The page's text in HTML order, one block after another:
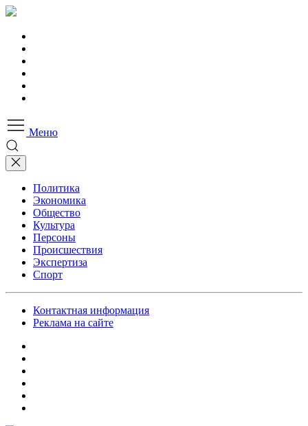
Меню
Политика
Экономика
Общество
Культура
Персоны
Происшествия
Экспертиза
Спорт
Контактная информация
Реклама на сайте